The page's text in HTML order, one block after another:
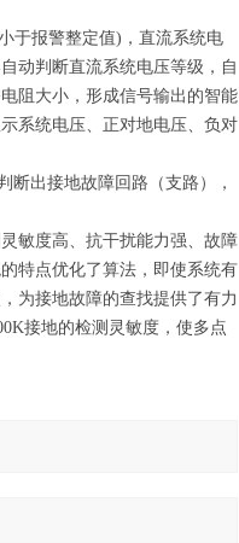
于报警整定值)，直流系统电
动判断直流系统电压等级，自
阻大小，形成信号输出的智能
系统电压、正对地电压、负对
出接地故障回路（支路），
敏度高、抗干扰能力强、故障
特点优化了算法，即使系统有
为接地故障的查找提供了有力
接地的检测灵敏度，使多点